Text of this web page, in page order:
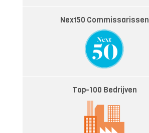
Next50 Commissarissen
Top-100 Bedrijven